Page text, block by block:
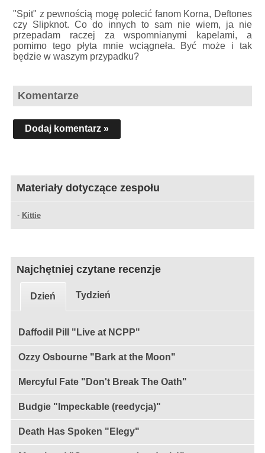
"Spit" z pewnością mogę polecić fanom Korna, Deftones
czy Slipknot. Co do innych to sam nie wiem, ja nie
przepadam raczej za wspomnianymi kapelami, a
pomimo tego płyta mnie wciągneła. Być może i tak
będzie w waszym przypadku?
Komentarze
Dodaj komentarz »
Materiały dotyczące zespołu
- Kittie
Najchętniej czytane recenzje
Dzień Tydzień
Daffodil Pill "Live at NCPP"
Ozzy Osbourne "Bark at the Moon"
Mercyful Fate "Don't Break The Oath"
Budgie "Impeckable (reedycja)"
Death Has Spoken "Elegy"